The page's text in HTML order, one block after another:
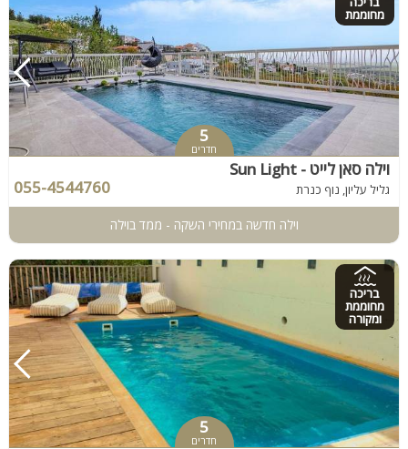
מחוממת
5
חדרים
וילה סאן לייט - Sun Light
גליל עליון, נוף כנרת 055-4544760
וילה חדשה במחירי השקה - ממד בוילה
בריכה
מחוממת
ומקורה
5
חדרים